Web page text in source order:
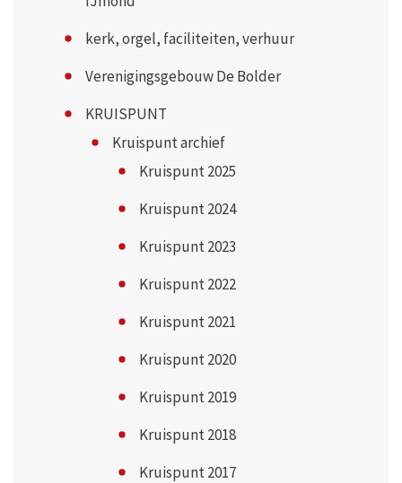
kerk, orgel, faciliteiten, verhuur
Verenigingsgebouw De Bolder
KRUISPUNT
Kruispunt archief
Kruispunt 2025
Kruispunt 2024
Kruispunt 2023
Kruispunt 2022
Kruispunt 2021
Kruispunt 2020
Kruispunt 2019
Kruispunt 2018
Kruispunt 2017